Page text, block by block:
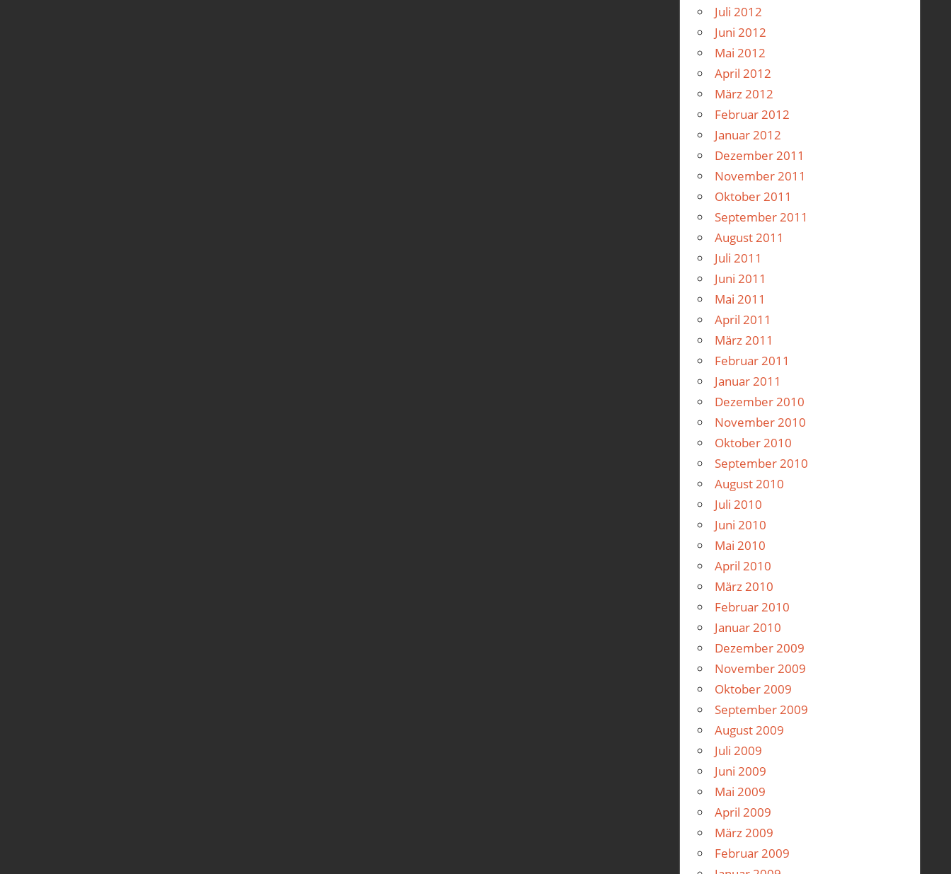
Juli 2012
Juni 2012
Mai 2012
April 2012
März 2012
Februar 2012
Januar 2012
Dezember 2011
November 2011
Oktober 2011
September 2011
August 2011
Juli 2011
Juni 2011
Mai 2011
April 2011
März 2011
Februar 2011
Januar 2011
Dezember 2010
November 2010
Oktober 2010
September 2010
August 2010
Juli 2010
Juni 2010
Mai 2010
April 2010
März 2010
Februar 2010
Januar 2010
Dezember 2009
November 2009
Oktober 2009
September 2009
August 2009
Juli 2009
Juni 2009
Mai 2009
April 2009
März 2009
Februar 2009